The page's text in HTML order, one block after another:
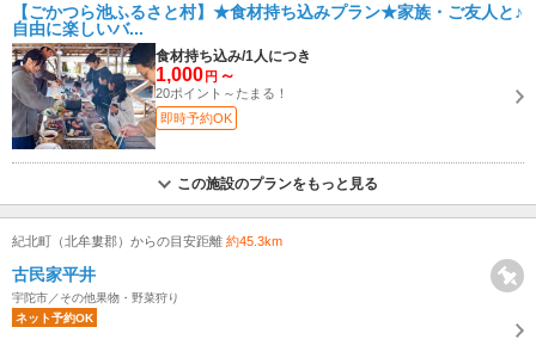
【ごかつら池ふるさと村】★食材持ち込みプラン★家族・ご友人と♪
自由に楽しいバ...
食材持ち込み/1人につき
1,000 円 ～
20ポイント～たまる！
即時予約OK
この施設のプランをもっと見る
紀北町（北牟婁郡）からの目安距離 約45.3km
古民家平井
宇陀市／その他果物・野菜狩り
ネット予約OK